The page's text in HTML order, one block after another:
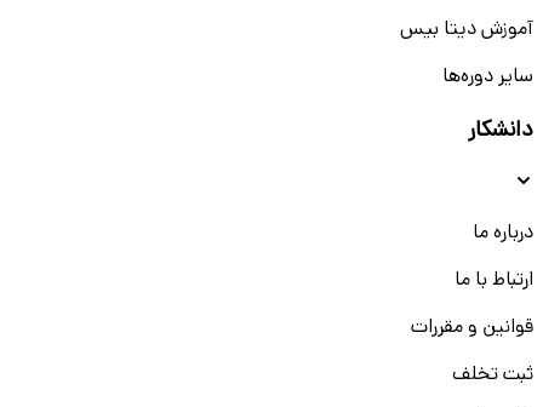
آموزش دیتا بیس
سایر دوره‌ها
دانشکار
درباره ما
ارتباط با ما
قوانین و مقررات
ثبت تخلف